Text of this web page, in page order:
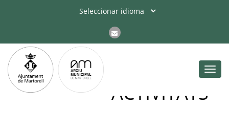
ACTIVITATS